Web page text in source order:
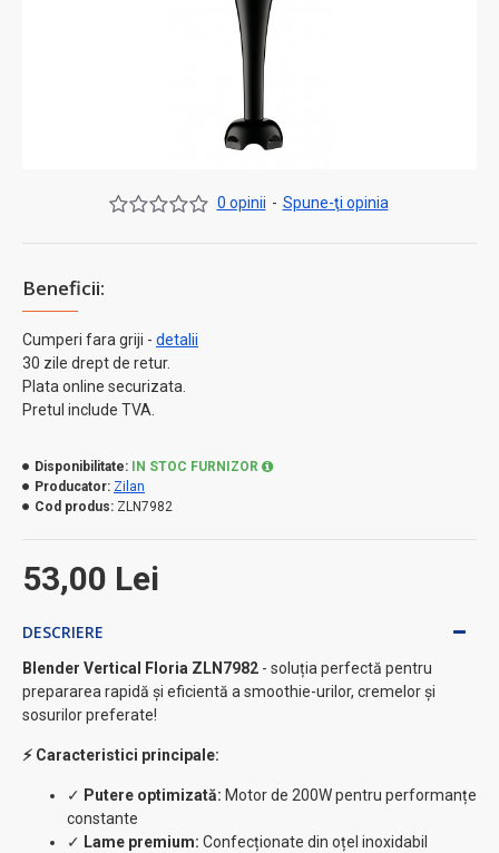
Beneficii:
Cumperi fara griji - detalii
30 zile drept de retur.
Plata online securizata.
Pretul include TVA.
0 opinii - Spune-ţi opinia
53,00 Lei
Disponibilitate:
IN STOC FURNIZOR
Producator: Zilan
Cod produs: ZLN7982
DESCRIERE
Blender Vertical Floria ZLN7982 - soluția perfectă pentru
prepararea rapidă și eficientă a smoothie-urilor, cremelor și
sosurilor preferate!
⚡ Caracteristici principale:
✓ Putere optimizată: Motor de 200W pentru performanțe
constante
✓ Lame premium: Confecționate din oțel inoxidabil